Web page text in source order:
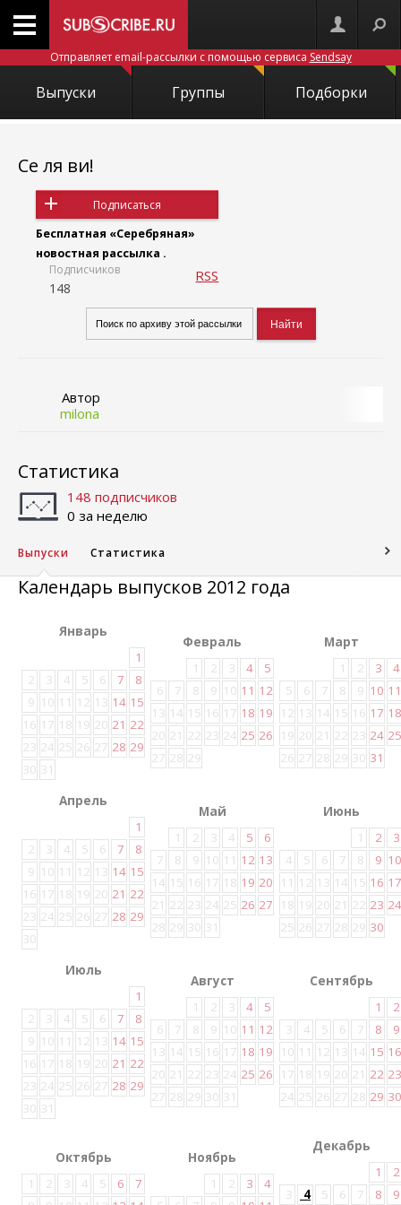
Отправляет email-рассылки с помощью сервиса Sendsay
Выпуски Группы Подборки
Се ля ви!
Подписаться
Бесплатная «Серебряная»
новостная рассылка .
Подписчиков
148
RSS
Автор
milona
Статистика
148 подписчиков
0 за неделю
Выпуски Статистика
Календарь выпусков 2012 года
Январь
1
2
3 4 5 6 7
8
9 10 11 12 13 14 15
16 17 18 19 20 21 22
23 24 25 26 27 28 29
30 31
Февраль
1
2 3 4
5
6
7 8 9 10 11 12
13 14 15 16 17 18 19
20 21 22 23 24 25 26
27 28 29
Март
1
2 3
4
5
6 7 8 9 10 11
12 13 14 15 16 17 18
19 20 21 22 23 24 25
26 27 28 29 30 31
Апрель
1
2
3 4 5 6 7
8
9 10 11 12 13 14 15
16 17 18 19 20 21 22
23 24 25 26 27 28 29
30
Май
1
2 3 4 5
6
7
8 9 10 11 12 13
14 15 16 17 18 19 20
21 22 23 24 25 26 27
28 29 30 31
Июнь
1
2
3
4
5 6 7 8 9 10
11 12 13 14 15 16 17
18 19 20 21 22 23 24
25 26 27 28 29 30
Июль
1
2
3 4 5 6 7
8
9 10 11 12 13 14 15
16 17 18 19 20 21 22
23 24 25 26 27 28 29
30 31
Август
1
2 3 4
5
6
7 8 9 10 11 12
13 14 15 16 17 18 19
20 21 22 23 24 25 26
27 28 29 30 31
Сентябрь
1
2
3
4 5 6 7 8
9
10 11 12 13 14 15 16
17 18 19 20 21 22 23
24 25 26 27 28 29 30
Октябрь
1
2 3 4 5 6
7
Ноябрь
1
2 3
4
Декабрь
1
2
3
4 5 6 7 8 9